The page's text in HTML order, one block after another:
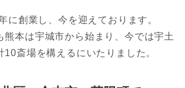
に創業し、今を迎えております。
熊本は宇城市から始まり、今では宇土
10斎場を構えるにいたりました。